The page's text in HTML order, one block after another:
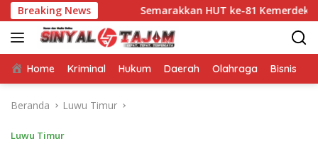
Langsung
ke
konten
Breaking NewsSemarakkan HUT ke-81 Kemerdekaan RI,
Home Kriminal Hukum Daerah Olahraga Bisnis
Beranda Luwu Timur
Luwu Timur